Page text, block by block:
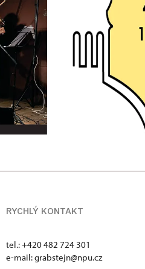
RYCHLÝ KONTAKT
tel.: +420 482 724 301
e-mail: grabstejn@npu.cz